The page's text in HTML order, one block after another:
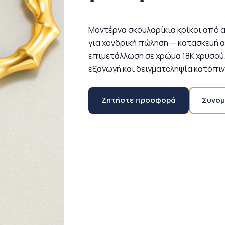
Μοντέρνα σκουλαρίκια κρίκοι
για χονδρική πώληση — κατασκευή
επιμετάλλωση σε χρώμα 18Κ
εξαγωγή και δειγματοληψία
Ζητήστε προσφορά